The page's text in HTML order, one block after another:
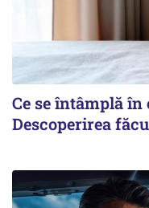
Ce se întâmplă
Descoperirea